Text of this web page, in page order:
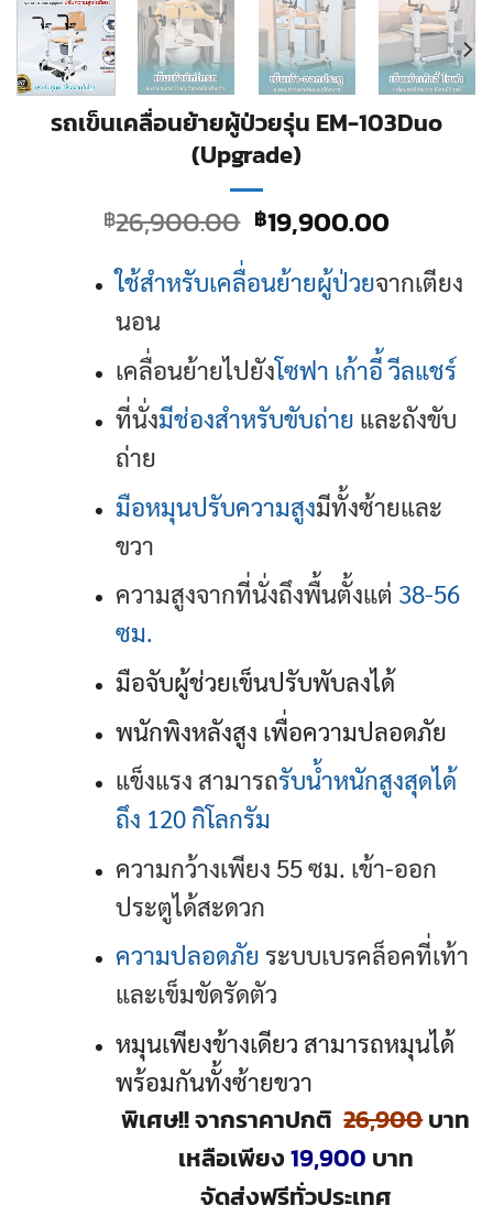
รถเข็นเคลื่อนย้ายผู้ป่วยรุ่น EM-103Duo
(Upgrade)
฿26,900.00 Original
price
was:
฿26,900.00.
฿19,900.00Current
is:
฿
ใช้สำหรับเคลื่อนย้ายผู้ป่วยจากเตียง
นอน
เคลื่อนย้ายไปยังโซฟา เก้าอี้ วีลแชร์
ที่นั่งมีช่องสำหรับขับถ่าย และถังขับ
ถ่าย
มือหมุนปรับความสูงมีทั้งซ้ายและ
ขวา
ความสูงจากที่นั่งถึงพื้นตั้งแต่ 38-56
ซม.
มือจับผู้ช่วยเข็นปรับพับลงได้
พนักพิงหลังสูง เพื่อความปลอดภัย
แข็งแรง สามารถรับน้ำหนักสูงสุดได้
ถึง 120 กิโลกรัม
ความกว้างเพียง 55 ซม. เข้า-ออก
ประตูได้สะดวก
ความปลอดภัย ระบบเบรคล็อคที่เท้า
และเข็มขัดรัดตัว
หมุนเพียงข้างเดียว สามารถหมุนได้
พร้อมกันทั้งซ้ายขวา
พิเศษ!!จากราคาปกติ26,900บาท
เหลือเพียง19,900 บาท
จัดส่งฟรีทั่วประเทศ